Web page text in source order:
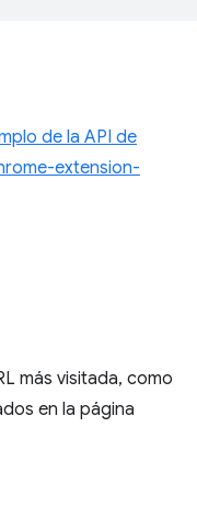
de la API de
extension-
más visitada, como
en la página